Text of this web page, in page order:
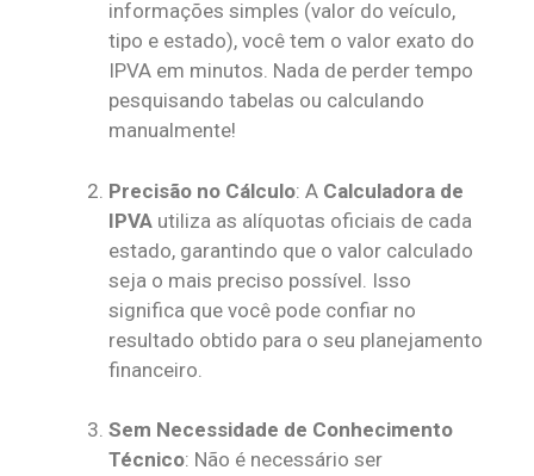
informações simples (valor do veículo,
tipo e estado), você tem o valor exato do
IPVA em minutos. Nada de perder tempo
pesquisando tabelas ou calculando
manualmente!
Precisão no Cálculo: A Calculadora de
IPVA utiliza as alíquotas oficiais de cada
estado, garantindo que o valor calculado
seja o mais preciso possível. Isso
significa que você pode confiar no
resultado obtido para o seu planejamento
financeiro.
Sem Necessidade de Conhecimento
Técnico: Não é necessário ser